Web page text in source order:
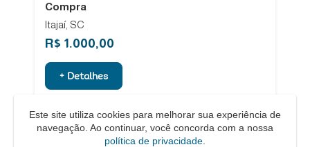
Compra
Itajaí, SC
R$ 1.000,00
+ Detalhes
Este site utiliza cookies para melhorar sua experiência de
navegação. Ao continuar, você concorda com a nossa
política de privacidade